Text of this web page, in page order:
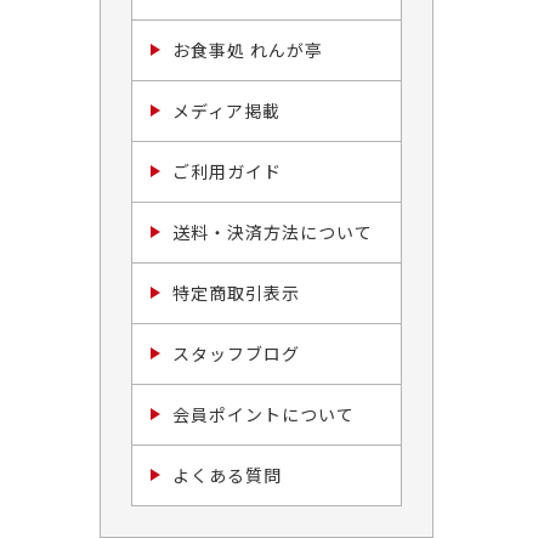
お食事処 れんが亭
メディア掲載
ご利用ガイド
送料・決済方法について
特定商取引表示
スタッフブログ
会員ポイントについて
よくある質問